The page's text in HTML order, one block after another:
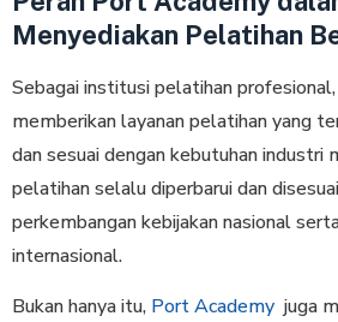
Menyediakan Pelatihan
Sebagai institusi pelatihan profesional,
memberikan layanan pelatihan yang
dan sesuai dengan kebutuhan industri
pelatihan selalu diperbarui dan
perkembangan kebijakan nasional
internasional.
Bukan hanya itu, Port Academy juga